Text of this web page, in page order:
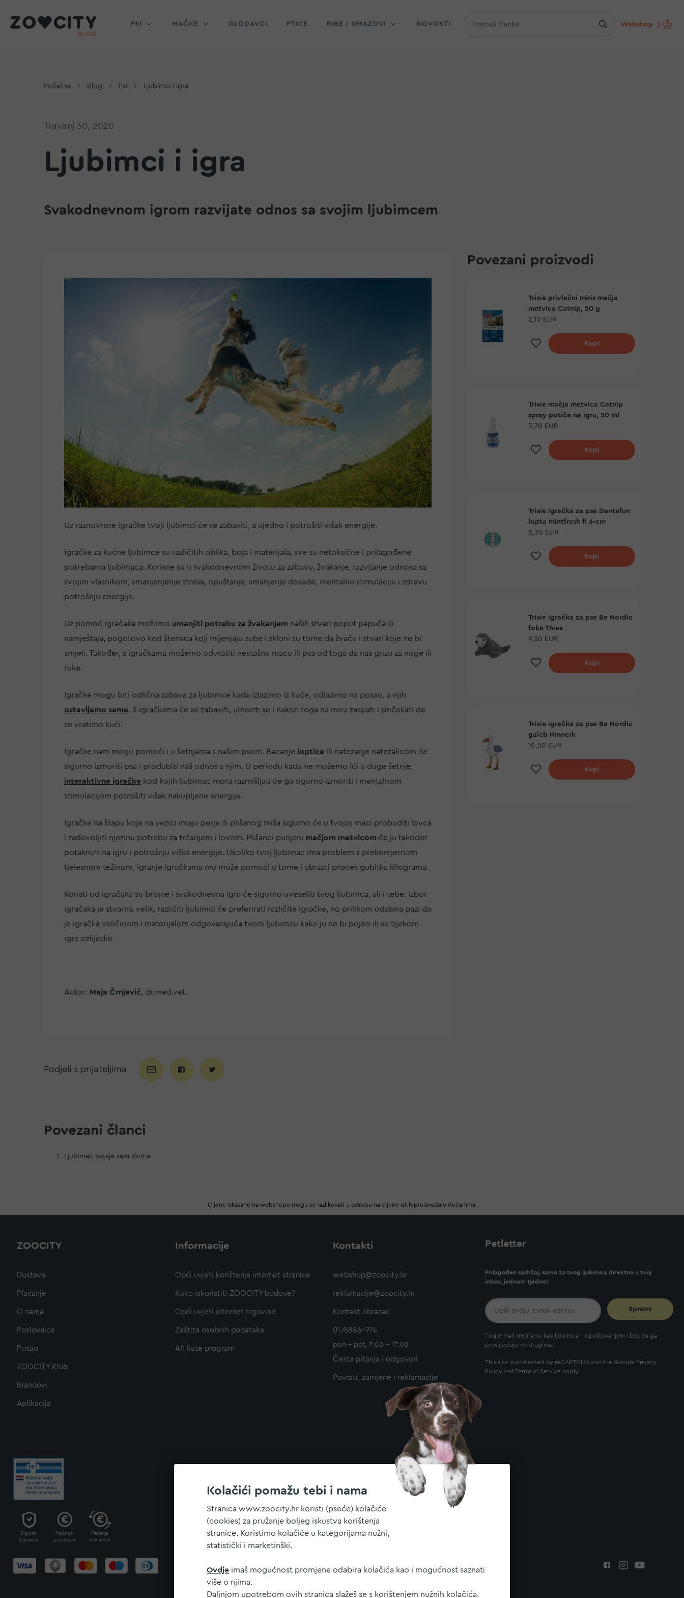
Kolačići pomažu tebi i nama
Stranica www.zoocity.hr koristi (pseće) kolačiće
(cookies) za pružanje boljeg iskustva korištenja
stranice. Koristimo kolačiće u kategorijama nužni,
statistički i marketinški.
Ovdje imaš mogućnost promjene odabira kolačića kao i mogućnost saznati
više o njima.
Daljnjom upotrebom ovih stranica slažeš se s korištenjem nužnih kolačića.
PSI MAČKE GLODAVCI PTICE RIBE I GMAZOVI NOVOSTI Webshop
Početna Blog Psi Ljubimci i igra
Travanj 30, 2020
Ljubimci i igra
Svakodnevnom igrom razvijate odnos sa svojim ljubimcem
Uz raznovrsne igračke tvoji ljubimci će se zabaviti, a ujedno i potrošiti višak energije.
Igračke za kućne ljubimce su različitih oblika, boja i materijala, sve su netoksične i prilagođene
potrebama ljubimaca. Korisne su u svakodnevnom životu za zabavu, žvakanje, razvijanje odnosa sa
svojim vlasnikom, smanjenjenje stresa, opuštanje, smanjenje dosade, mentalnu stimulaciju i zdravu
potrošnju energije.
Uz pomoć igračaka možemo umanjiti potrebu za žvakanjem naših stvari poput papuča ili
namještaja, pogotovo kod štenaca koji mijenjaju zube i skloni su tome da žvaču i stvari koje ne bi
smjeli. Također, s igračkama možemo odvratiti nestašnu macu ili psa od toga da nas grizu za noge ili
ruke.
Igračke mogu biti odlična zabava za ljubimce kada izlazimo iz kuće, odlazimo na posao, a njih
ostavljamo same. S igračkama će se zabaviti, umoriti se i nakon toga na miru zaspati i pričekati da
se vratimo kući.
Igračke nam mogu pomoći i u šetnjama s našim psom. Bacanje loptice ili natezanje natezalicom će
sigurno izmoriti psa i produbiti naš odnos s njim. U periodu kada ne možemo ići u duge šetnje,
interaktivne igračke kod kojih ljubimac mora razmišljati će ga sigurno izmoriti i mentalnom
stimulacijom potrošiti višak nakupljene energije.
Igračke na štapu koje na vezici imaju perje ili plišanog miša sigurno će u tvojoj maci probuditi lovca
i zadovoljiti njezinu potrebu za trčanjem i lovom. Plišanci punjeni mačjom metvicom će ju također
potaknuti na igru i potrošnju viška energije. Ukoliko tvoj ljubimac ima problem s prekomjernom
tjelesnom težinom, igranje igračkama mu može pomoći u tome i ubrzati proces gubitka kilograma.
Koristi od igračaka su brojne i svakodnevna igra će sigurno uveseliti tvog ljubimca, ali i tebe. Izbor
igračaka je stvarno velik, različiti ljubimci će preferirati različite igračke, no prilikom odabira pazi da
je igračka veličinom i materijalom odgovarajuća tvom ljubimcu kako ju ne bi pojeo ili se tijekom
igre ozlijedio.
Autor: Maja Črnjević, dr.med.vet.
Povezani proizvodi
Trixie privlačni miris mačja
metvica Catnip, 20 g
2,10 EUR
Dodaj na listu želja
Kupi
Trixie mačja metvica Catnip
spray potiče na igru, 50 ml
3,70 EUR
Dodaj na listu želja
Kupi
Trixie igračka za pse Dentafun
lopta mintfresh fi 6-cm
5,30 EUR
Dodaj na listu želja
Kupi
Trixie igračka za pse Be Nordic
foka Thies
9,50 EUR
Dodaj na listu želja
Kupi
Trixie igračka za pse Be Nordic
galeb Hinnerk
10,50 EUR
Dodaj na listu želja
Kupi
Podjeli s prijateljima
Povezani članci
Ljubimac ostaje sam doma
Cijene iskazane na webshopu mogu se razlikovati u odnosu na cijene istih proizvoda u dućanima.
ZOOCITY
Dostava
Plaćanje
O nama
Poslovnice
Posao
ZOOCITY Klub
Brandovi
Aplikacija
Informacije
Opći uvjeti korištenja internet stranice
Kako iskoristiti ZOOCITY bodove?
Opći uvjeti internet trgovine
Zaštita osobnih podataka
Affiliate program
Kontakti
webshop@zoocity.hr
reklamacije@zoocity.hr
Kontakt obrazac
01/6886-974
pon - pet, 7:00 - 17:00
Česta pitanja i odgovori
Povrati, zamjene i reklamacije
Petletter
Prilagođen sadržaj, samo za tvog ljubimca direktno u tvoj
inbox, jednom tjedno!
Spremi
Tvoj e-mail tretiramo kao ljubimca - s poštovanjem i bez da ga
proslijeđujemo drugima.
This site is protected by reCAPTCHA and the Google Privacy
Policy and Terms of Service apply.
Sigurna
kupovina
Plaćanje
pouzećem
Plaćanje
virmanom